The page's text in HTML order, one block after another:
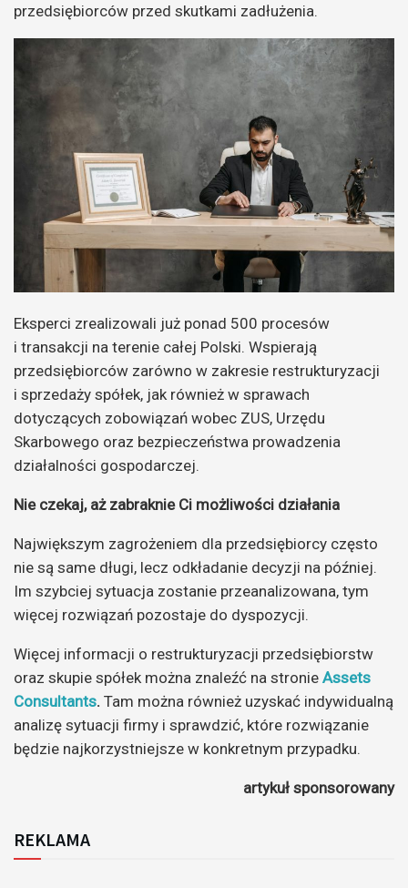
przedsiębiorców przed skutkami zadłużenia.
Eksperci zrealizowali już ponad 500 procesów
i transakcji na terenie całej Polski. Wspierają
przedsiębiorców zarówno w zakresie restrukturyzacji
i sprzedaży spółek, jak również w sprawach
dotyczących zobowiązań wobec ZUS, Urzędu
Skarbowego oraz bezpieczeństwa prowadzenia
działalności gospodarczej.
Nie czekaj, aż zabraknie Ci możliwości działania
Największym zagrożeniem dla przedsiębiorcy często
nie są same długi, lecz odkładanie decyzji na później.
Im szybciej sytuacja zostanie przeanalizowana, tym
więcej rozwiązań pozostaje do dyspozycji.
Więcej informacji o restrukturyzacji przedsiębiorstw
oraz skupie spółek można znaleźć na stronie Assets
Consultants. Tam można również uzyskać indywidualną
analizę sytuacji firmy i sprawdzić, które rozwiązanie
będzie najkorzystniejsze w konkretnym przypadku.
artykuł sponsorowany
REKLAMA